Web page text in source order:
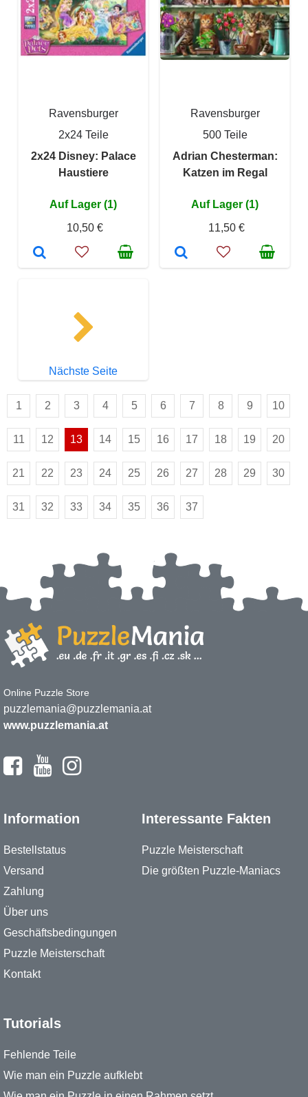
Ravensburger
2x24 Teile
2x24 Disney: Palace
Haustiere
Auf Lager (1)
10,50 €
Ravensburger
500 Teile
Adrian Chesterman:
Katzen im Regal
Auf Lager (1)
11,50 €
Nächste Seite
1 2 3 4 5 6 7 8 9 10
11 12 13 14 15 16 17 18 19 20
21 22 23 24 25 26 27 28 29 30
31 32 33 34 35 36 37
Online Puzzle Store
puzzlemania@puzzlemania.at
www.puzzlemania.at
Information
Bestellstatus
Versand
Zahlung
Über uns
Geschäftsbedingungen
Puzzle Meisterschaft
Kontakt
Interessante Fakten
Puzzle Meisterschaft
Die größten Puzzle-Maniacs
Tutorials
Fehlende Teile
Wie man ein Puzzle aufklebt